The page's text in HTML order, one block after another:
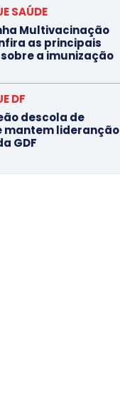
SAÚDE
Multivacinação
as principais
a imunização
DF
descola de
mantem lideranção
GDF